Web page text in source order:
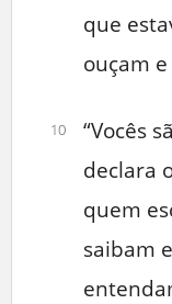
que
ouçam e
10
“Vocês
declara
quem
saibam